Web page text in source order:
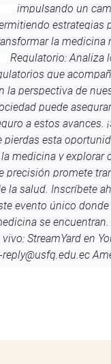
impulsando un
estrategias
la medicina
Regulatorio: Analiza
que
la perspectiva de
puede
a estos avances.
pierdas esta
medicina y explorar
precisión promete
la salud. Inscríbete
evento único
se
vivo: StreamYard en